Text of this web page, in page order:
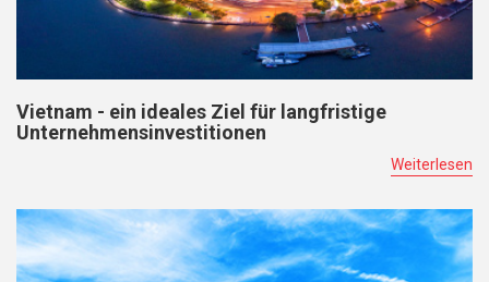
Vietnam - ein ideales Ziel für langfristige
Unternehmensinvestitionen
Weiterlesen